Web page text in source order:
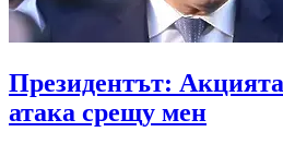
Президентът:
атака срещу мен